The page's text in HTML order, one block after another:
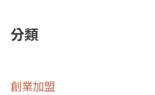
分類
創業加盟